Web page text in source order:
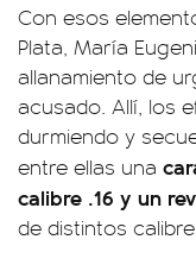
Con esos
Plata, María
allanamiento de
acusado. Allí, los
durmiendo y
entre ellas una
calibre .16 y un
de distintos